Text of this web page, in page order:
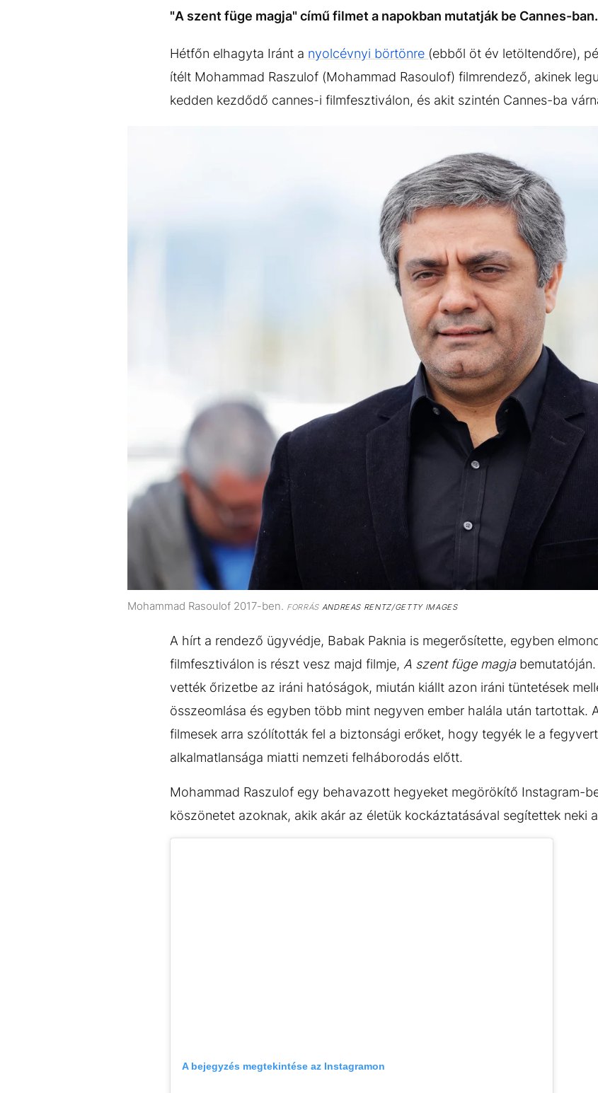
Médiaajánlat Impresszum
"A szent füge magja" című filmet a napokban mutatják be Cannes-ban.
Hétfőn elhagyta Iránt a nyolcévnyi börtönre (ebből öt év letöltendőre),
ítélt Mohammad Raszulof (Mohammad Rasoulof) filmrendező, akinek
kedden kezdődő cannes-i filmfesztiválon, és akit szintén Cannes-ba
Mohammad Rasoulof 2017-ben. FORRÁSANDREAS RENTZ/GETTY IMAGES
A hírt a rendező ügyvédje, Babak Paknia is megerősítette, egyben
filmfesztiválon is részt vesz majd filmje, A szent füge magja
vették őrizetbe az iráni hatóságok, miután kiállt azon iráni tüntetések
összeomlása és egyben több mint negyven ember halála után tartottak.
filmesek arra szólították fel a biztonsági erőket, hogy tegyék le a
alkalmatlansága miatti nemzeti felháborodás előtt.
Mohammad Raszulof egy behavazott hegyeket megörökítő Instagram-
köszönetet azoknak, akik akár az életük kockáztatásával segítettek neki
A bejegyzés megtekintése az Instagramon